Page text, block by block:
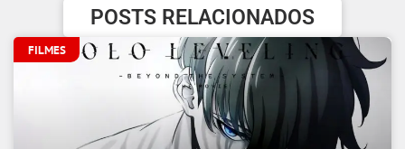
POSTS RELACIONADOS
FILMES